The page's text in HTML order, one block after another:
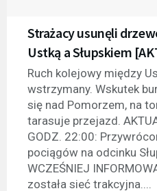
Strażacy usunęli
Ustką a Słupskiem
Ruch kolejowy między
wstrzymany. Wskutek
się nad Pomorzem, na
tarasuje przejazd.
GODZ. 22:00:
pociągów na odcinku
WCZEŚNIEJ
została sieć trakcyjna....